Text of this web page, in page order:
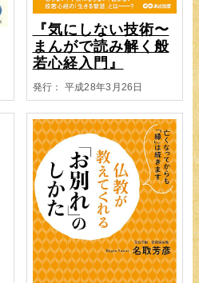
『気にしない技術〜
まんがで読み解く般
若心経入門』
発行： 平成28年3月26日